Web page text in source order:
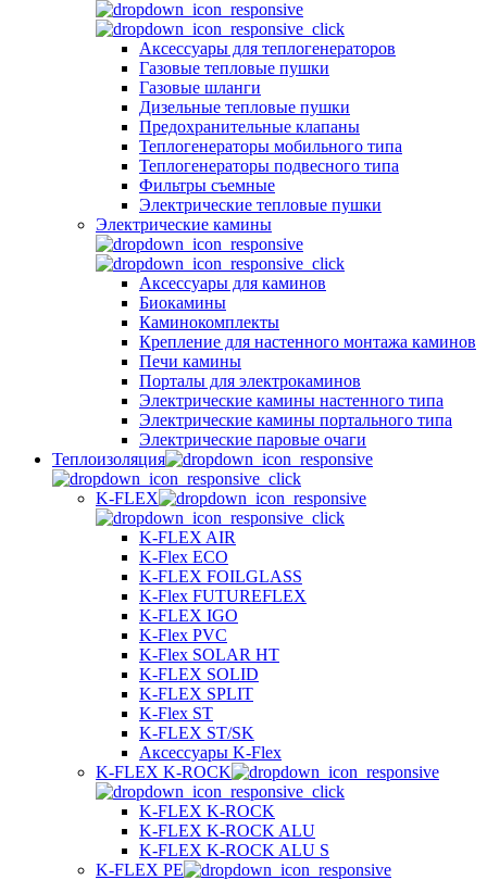
Аксессуары для теплогенераторов
Газовые тепловые пушки
Газовые шланги
Дизельные тепловые пушки
Предохранительные клапаны
Теплогенераторы мобильного типа
Теплогенераторы подвесного типа
Фильтры съемные
Электрические тепловые пушки
Электрические камины
Аксессуары для каминов
Биокамины
Каминокомплекты
Крепление для настенного монтажа каминов
Печи камины
Порталы для электрокаминов
Электрические камины настенного типа
Электрические камины портального типа
Электрические паровые очаги
Теплоизоляция
K-FLEX
K-FLEX AIR
K-Flex ECO
K-FLEX FOILGLASS
K-Flex FUTUREFLEX
K-FLEX IGO
K-Flex PVC
K-Flex SOLAR HT
K-FLEX SOLID
K-FLEX SPLIT
K-Flex ST
K-FLEX ST/SK
Аксессуары K-Flex
K-FLEX K-ROCK
K-FLEX K-ROCK
K-FLEX K-ROCK ALU
K-FLEX K-ROCK ALU S
K-FLEX PE